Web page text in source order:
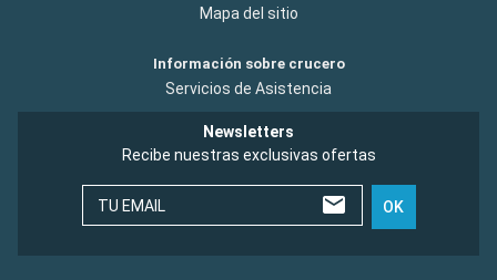
Mapa del sitio
Información sobre crucero
Servicios de Asistencia
Newsletters
Recibe nuestras exclusivas ofertas
TU EMAIL OK